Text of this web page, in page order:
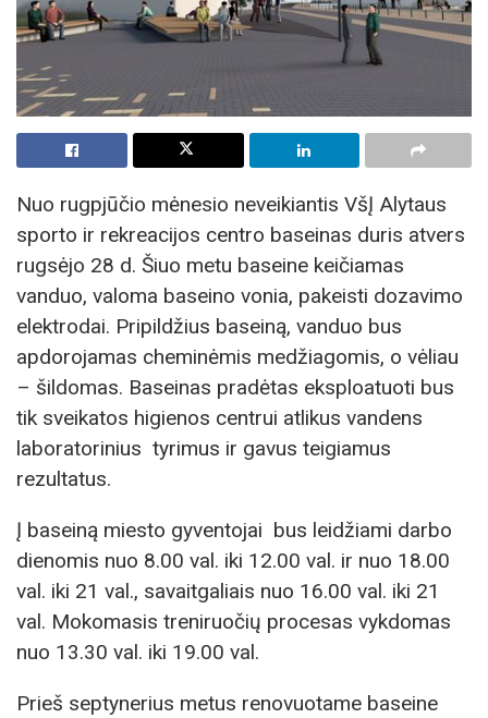
Nuo rugpjūčio mėnesio neveikiantis VšĮ Alytaus
sporto ir rekreacijos centro baseinas duris atvers
rugsėjo 28 d. Šiuo metu baseine keičiamas
vanduo, valoma baseino vonia, pakeisti dozavimo
elektrodai. Pripildžius baseiną, vanduo bus
apdorojamas cheminėmis medžiagomis, o vėliau
– šildomas. Baseinas pradėtas eksploatuoti bus
tik sveikatos higienos centrui atlikus vandens
laboratorinius tyrimus ir gavus teigiamus
rezultatus.
Į baseiną miesto gyventojai bus leidžiami darbo
dienomis nuo 8.00 val. iki 12.00 val. ir nuo 18.00
val. iki 21 val., savaitgaliais nuo 16.00 val. iki 21
val. Mokomasis treniruočių procesas vykdomas
nuo 13.30 val. iki 19.00 val.
Prieš septynerius metus renovuotame baseine